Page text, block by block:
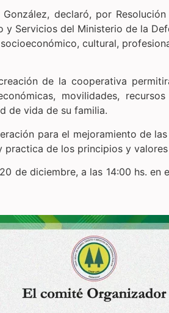
declaró, por
Servicios del Ministerio de la
cultural,
de la cooperativa
movilidades,
de vida de su familia.
para el mejoramiento de
de los principios y
de diciembre, a las 14:00 hs.